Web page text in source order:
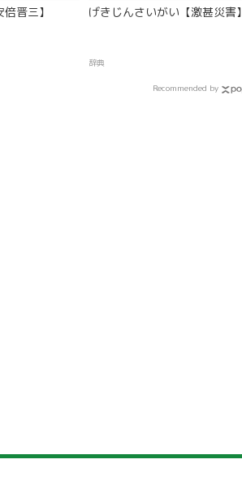
晋三】 げきじんさいがい【激甚災害】
辞典
Recommended by